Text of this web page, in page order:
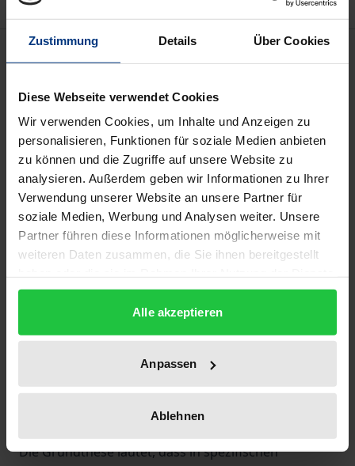
Zustimmung Details Über Cookies
Diese Webseite verwendet Cookies
Wir verwenden Cookies, um Inhalte und Anzeigen zu
personalisieren, Funktionen für soziale Medien anbieten
zu können und die Zugriffe auf unsere Website zu
analysieren. Außerdem geben wir Informationen zu Ihrer
Verwendung unserer Website an unsere Partner für
soziale Medien, Werbung und Analysen weiter. Unsere
Partner führen diese Informationen möglicherweise mit
weiteren Daten zusammen, die Sie ihnen bereitgestellt
gesammelt haben.
Alle akzeptieren
Anpassen
Ablehnen
Beschreibung
Diese Arbeit behandelt die Frage, ob in einer
Notstandssituation ein Mensch getötet werden darf,
um das Leben eines anderen Menschen zu retten.
Strafrechtlich handelt es sich dabei um das Problem
des sogenannten Lebensnotstandes. Darf etwa ein
von Terroristen gekapertes Passagierflugzeug
abgeschossen und dürfen unschuldige Menschen
getötet werden, um die Menschen am Boden zu
nicht nur rechtswidrig, sondern verstösst auch
gegen ein moralisch tief verwurzeltes
Ausgehend von konkreten Fällen, wird die Thematik
grundlegend aufgerollt und ein eigener,
Die Grundthese lautet, dass in spezifischen